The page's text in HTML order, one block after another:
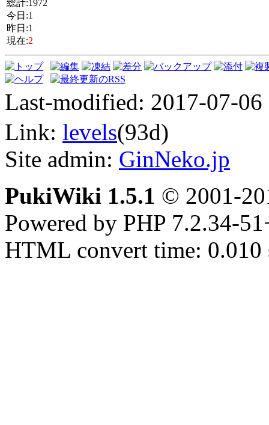
総計:1972
今日:1
昨日:1
現在:2
Last-modified: 2017-07-
Link: levels(93d)
Site admin: GinNeko.jp
PukiWiki 1.5.1 © 2001-
Powered by PHP 7.2.34-
HTML convert time: 0.010